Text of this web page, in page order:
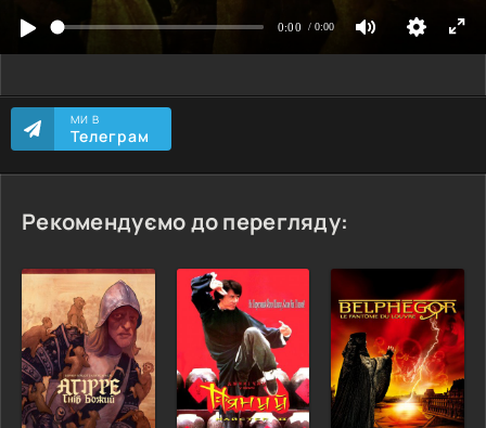
МИ В
Телеграм
Рекомендуємо до перегляду: